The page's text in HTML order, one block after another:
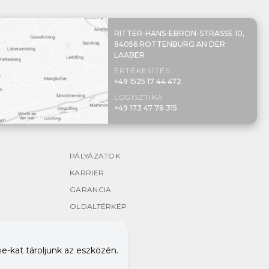
RITTER-HANS-EBRON-STRASSE 10,
84056 ROTTENBURG AN DER
LAABER
ÉRTÉKESÍTÉS
+49 1525 17 44 472
LOGISZTIKA
+49 173 47 78 315
PÁLYÁZATOK
KARRIER
GARANCIA
OLDALTÉRKÉP
kat tároljunk az eszközén.